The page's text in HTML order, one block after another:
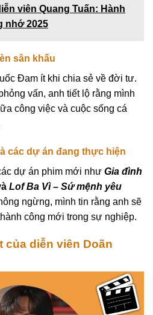
viên Quang Tuấn: Hành
nhớ 2025
sân khấu
Đam ít khi chia sẻ về đời tư.
vấn, anh tiết lộ rằng mình
công việc và cuộc sống cá
các dự án đang thực hiện
dự án phim mới như Gia đình
Lof Ba Vì – Sứ mệnh yêu
ngừng, mình tin rằng anh sẽ
công mới trong sự nghiệp.
của diễn viên Doãn